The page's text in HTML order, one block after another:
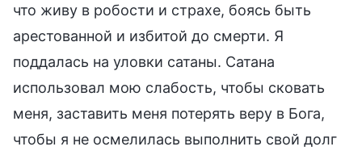
что живу в робости и страхе, боясь быть
арестованной и избитой до смерти. Я
поддалась на уловки сатаны. Сатана
использовал мою слабость, чтобы сковать
меня, заставить меня потерять веру в Бога,
чтобы я не осмелилась выполнить свой долг